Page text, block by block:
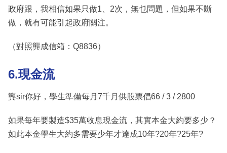
政府跟，我相信如果只做1、2次，無乜問題，但如果不斷
做，就有可能引起政府關注。
（對照龔成信箱：Q8836）
6.現金流
龔sir你好，學生準備每月7千月供股票倡66 / 3 / 2800
如果每年要製造$35萬收息現金流，其實本金大約要多少？
如此本金學生大約多需要少年才達成10年?20年?25年?